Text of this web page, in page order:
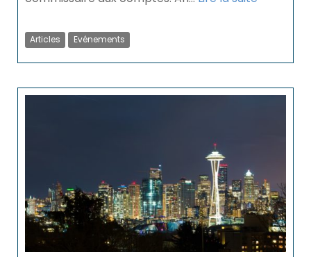
Articles Evénements